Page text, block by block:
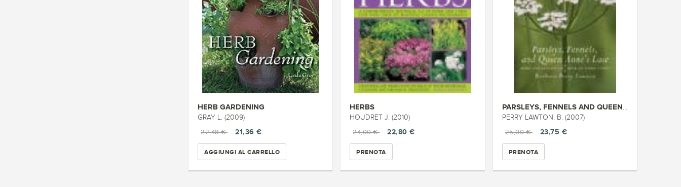
HERB GARDENING
GRAY L. (2009)
22,48 €
21,36 €
AGGIUNGI AL CARRELLO
HERBS
HOUDRET J. (2010)
24,00 €
22,80 €
PRENOTA
PARSLEYS, FENNELS AND QUEEN AN...
PERRY LAWTON, B. (2007)
25,00 €
23,75 €
PRENOTA